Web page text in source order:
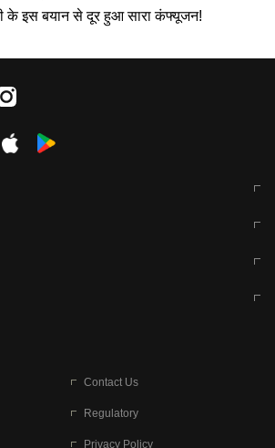
के इस बयान से दूर हुआ सारा कंफ्यूजन!
लिखा- 'मैं
करेंगे
को अपनी सभी
Contact Us
Regulatory
Privacy Policy